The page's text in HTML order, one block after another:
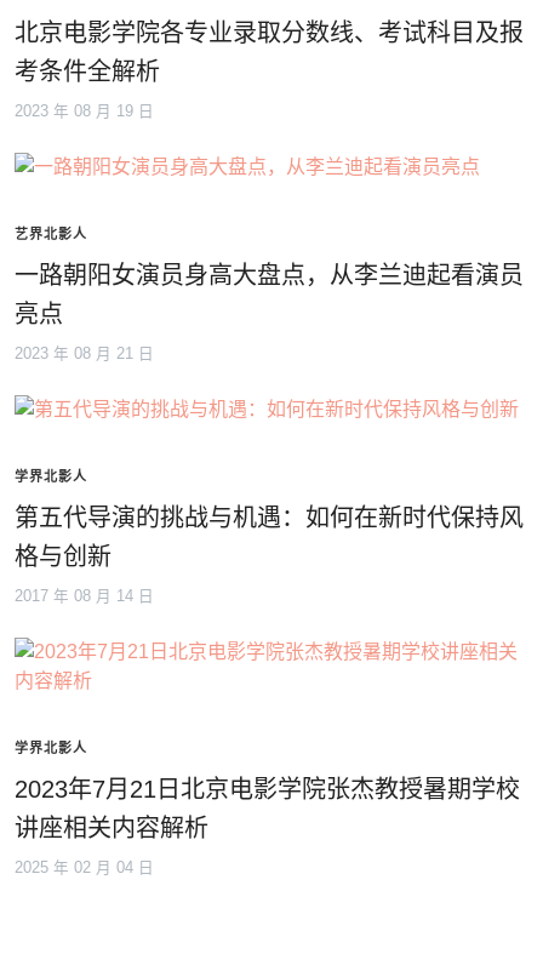
北京电影学院各专业录取分数线、考试科目及报
考条件全解析
2023 年 08 月 19 日
艺界北影人
一路朝阳女演员身高大盘点，从李兰迪起看演员
亮点
2023 年 08 月 21 日
学界北影人
第五代导演的挑战与机遇：如何在新时代保持风
格与创新
2017 年 08 月 14 日
学界北影人
2023年7月21日北京电影学院张杰教授暑期学校
讲座相关内容解析
2025 年 02 月 04 日